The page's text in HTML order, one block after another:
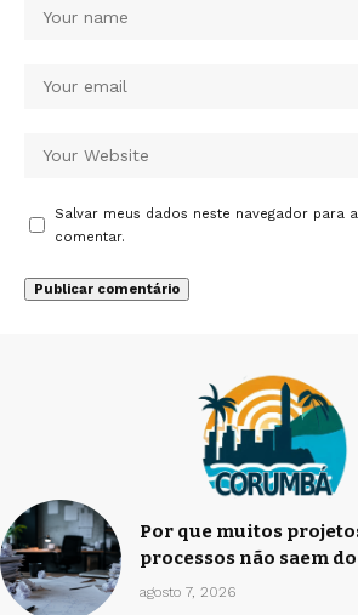
Salvar meus dados neste navegador para
comentar.
Por que muitos
processos não saem
agosto 7, 2026